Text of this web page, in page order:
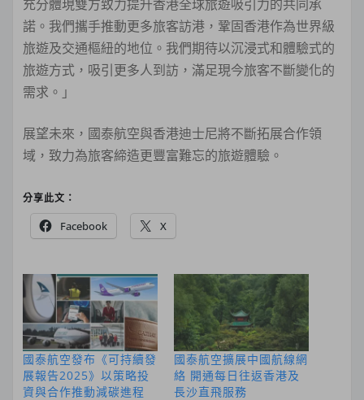
充分體現雙方致力提升香港全球旅遊吸引力的共同承
諾。我們攜手推動更多旅客訪港，鞏固香港作為世界級
旅遊及交通樞紐的地位。我們期待以沉浸式和體驗式的
旅遊方式，吸引更多人到訪，滿足現今旅客不斷變化的
需求。」
展望未來，國泰航空與香港迪士尼將不斷拓展合作領
域，致力為旅客締造更豐富難忘的旅遊體驗。
分享此文：
Facebook X
國泰航空發布《可持續發
展報告2025》以策略投
資與合作推動減碳進程
國泰航空擴展中國航線網
絡 開通每日往返香港及
長沙直飛服務